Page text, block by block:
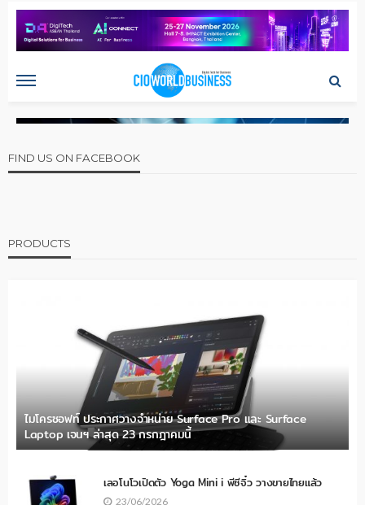
FIND US ON FACEBOOK
PRODUCTS
ไมโครซอฟท์ ประกาศวางจำหน่าย Surface Pro และ Surface
Laptop เจนฯ ล่าสุด 23 กรกฎาคมนี้
เลอโนโวเปิดตัว Yoga Mini i พีซีจิ๋ว วางขายไทยแล้ว
23/06/2026